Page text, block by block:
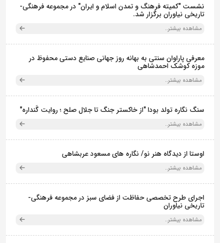
نشست "کمیته فرهنگ و تمدن اسلام و ایران" در مجموعه فرهنگی‌-
تاریخی نیاوران برگزار شد.
مشاهده بیشتر..
معرفی پاراوان سنتی به بهانه روز جهانی صنایع دستی محفوظ در
موزه کوشک احمدشاهی
مشاهده بیشتر..
سنگ نگاره تولد بودا "از خاکستر جنگ تا جلال صلح ؛ روایت گَنداره"
مشاهده بیشتر..
اوستا از دیدگاه هنر نو/ نگاره های مسعود عربشاهی
مشاهده بیشتر..
اجرای طرح تخصصی حفاظت از فضای سبز در مجموعه فرهنگی-
تاریخی نیاوران
مشاهده بیشتر..